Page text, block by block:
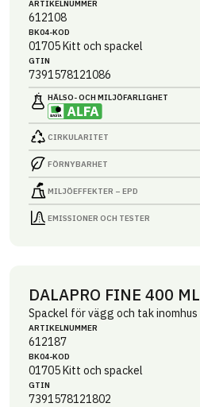
ARTIKEL­NUMMER
612108
BK04-KOD
01705Kitt och spackel
GTIN
7391578121086
HÄLSO- OCH MILJÖ­FARLIGHET
CIRKULARITET
FÖRNYBARHET
MILJÖEFFEKTER – EPD
EMISSIONER OCH TESTER
DALAPRO FINE 400 ML
Spackel för vägg och tak inomhus
ARTIKEL­NUMMER
612187
BK04-KOD
01705Kitt och spackel
GTIN
7391578121802